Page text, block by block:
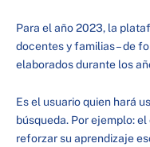
Para el año 2023, la
docentes y familias– de
elaborados durante los
Es el usuario quien hará
búsqueda. Por ejemplo:
reforzar su aprendizaje